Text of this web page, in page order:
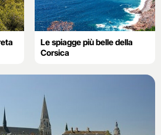
Le spiagge più belle della
Corsica